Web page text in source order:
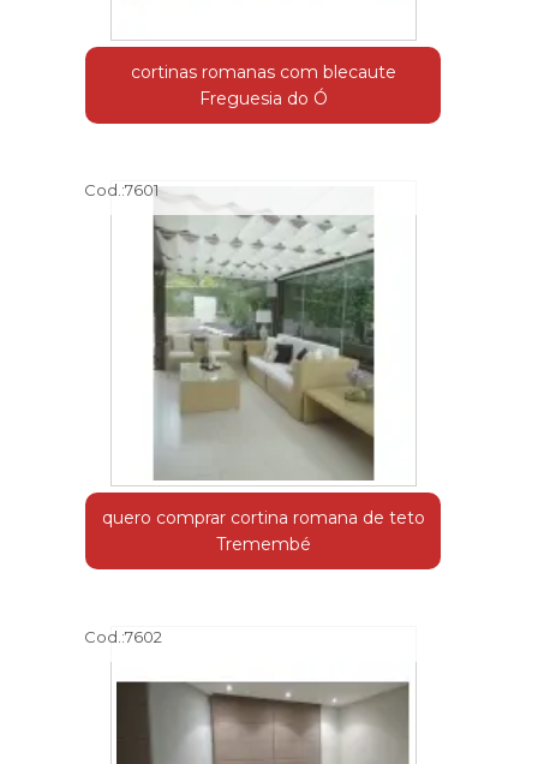
cortinas romanas com blecaute
Freguesia do Ó
Cod.:7601
quero comprar cortina romana de teto
Tremembé
Cod.:7602